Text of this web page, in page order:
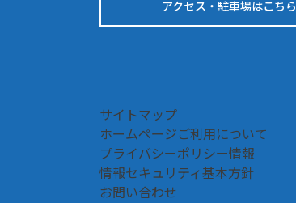
アクセス・駐車場はこちら
サイトマップ
ホームページご利用について
プライバシーポリシー情報
情報セキュリティ基本方針
お問い合わせ